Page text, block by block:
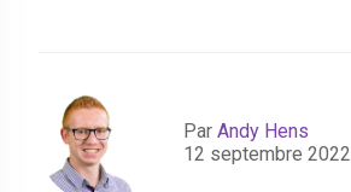
Par Andy Hens
12 septembre 2022